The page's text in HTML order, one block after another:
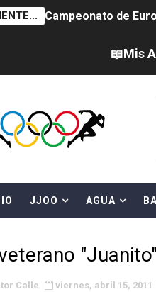
Campeonato de
AEW - Adam Page
Tour de Francia
Women's Pro
Campeonato de
WWE NXT - Myles
📖Mis
JJOO AGUA
Calle viernes, abril 15, 2011